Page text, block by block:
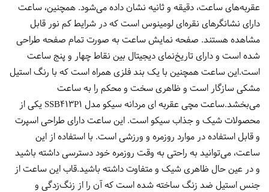
عقربه‌های ساعت، دقیقه و ثانیه نشان داده می‌شود. همچنین، ساعت
دارای نشانگرهای نقره‌ای لومینوس است که در شرایط کم نور قابل
مشاهده هستند. صفحه نمایش ساعت به صورت تمام صفحه طراحی
شده است و دارای تاریخ‌نمای دیجیتال بین نقاط چهار و پنج ساعت
است.این ساعت همچنین با یک بند فلزی همراه است که با رنگ استیل
مشکی سازگار است و ظاهری سخت و محکم را به ساعت
می‌بخشد.ساعت مچی عقربه ای مردانه سیکو مدل SSB413P1 یکی از
محصولات شیک و جذاب سیکو است. این ساعت دارای طراحی اسپرت
و قابل استفاده در موارد روزمره و ورزشی است. با استفاده از این
ساعت، می‌توانید به راحتی به وقت روزمره خود دسترسی داشته باشید
و در عین حال ظاهری شیک و متفاوت داشته باشید.قاب این ساعت از
جنس استیل ضد زنگ ساخته شده است که آن را از زنگ‌زدگی و